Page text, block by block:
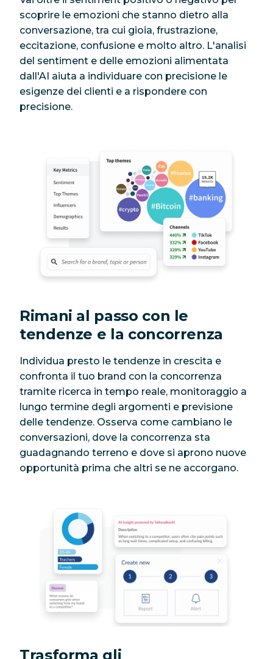
scoprire le emozioni che stanno dietro alla
conversazione, tra cui gioia, frustrazione,
eccitazione, confusione e molto altro. L'analisi
del sentiment e delle emozioni alimentata
dall'AI aiuta a individuare con precisione le
esigenze dei clienti e a rispondere con
precisione.
Rimani al passo con le
tendenze e la concorrenza
Individua presto le tendenze in crescita e
confronta il tuo brand con la concorrenza
tramite ricerca in tempo reale, monitoraggio a
lungo termine degli argomenti e previsione
delle tendenze. Osserva come cambiano le
conversazioni, dove la concorrenza sta
guadagnando terreno e dove si aprono nuove
opportunità prima che altri se ne accorgano.
Trasforma gli